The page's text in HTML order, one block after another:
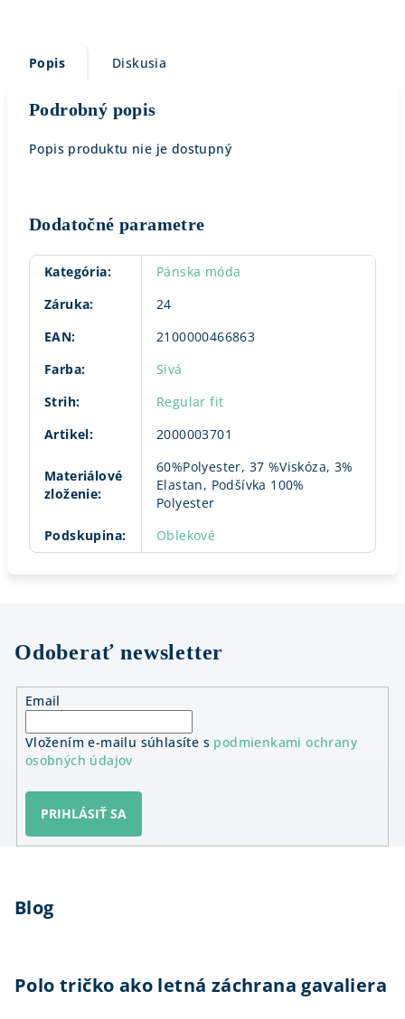
Popis Diskusia
Podrobný popis
Popis produktu nie je dostupný
Dodatočné parametre
Kategória:
Pánska móda
Záruka:
24
EAN:
2100000466863
Farba:
Sivá
Strih:
Regular fit
Artikel: 2000003701
Materiálové
zloženie:
60%Polyester, 37 %Viskóza, 3%
Elastan, Podšívka 100%
Polyester
Podskupina: Oblekové
Odoberať newsletter
Email
Vložením e-mailu súhlasíte s podmienkami ochrany
osobných údajov
PRIHLÁSIŤ SA
Blog
Polo tričko ako letná záchrana gavaliera